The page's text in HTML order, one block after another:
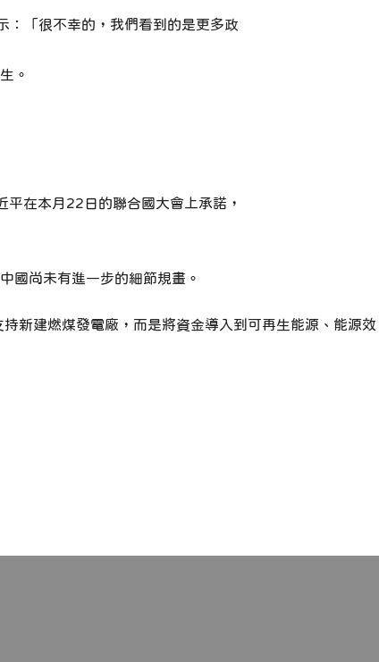
「很不幸的，我們看到的是更多政
。
在本月22日的聯合國大會上承諾，
國尚未有進一步的細節規畫。
新建燃煤發電廠，而是將資金導入到可再生能源、能源效